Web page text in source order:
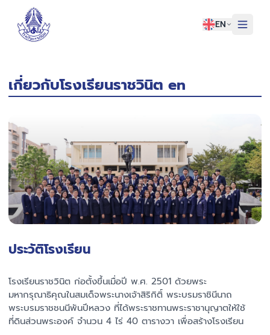
EN
ABOUT US
NEWS & EVENT
CONTACT US
เกี่ยวกับโรงเรียนราชวินิต en
ประวัติโรงเรียน
โรงเรียนราชวินิต ก่อตั้งขึ้นเมื่อปี พ.ศ. 2501 ด้วยพระ
มหากรุณาธิคุณในสมเด็จพระนางเจ้าสิริกิติ์ พระบรมราชินีนาถ
พระบรมราชชนนีพันปีหลวง ที่ได้พระราชทานพระราชานุญาตให้ใช้
ที่ดินส่วนพระองค์ จำนวน 4 ไร่ 40 ตารางวา เพื่อสร้างโรงเรียน